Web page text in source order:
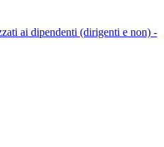
ai dipendenti (dirigenti e non) -